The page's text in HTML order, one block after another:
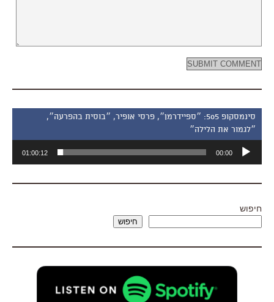
סינמסקופ 505: ״ספיידרמן״, פרסי אופיר, ״בוסית בהפרעה״,
״לגמור את הלילה״
אודיו
00:00
01:00:12
חיפוש
חיפוש